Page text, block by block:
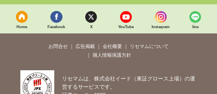
Home Facebook X YouTube Instagram line
お問合せ 広告掲載 会社概要
リセマムについて
個人情報保護方針
リセマムは、株式会社イード（東証グロース上場）の運
営するサービスです。